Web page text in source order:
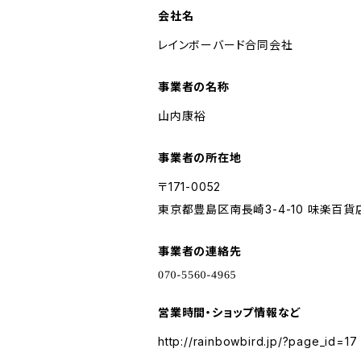
会社名
レインボーバード合同会社
事業者の名称
山内康裕
事業者の所在地
〒171-0052
東京都豊島区南長崎3-4-10 味楽百貨
事業者の連絡先
営業時間・ショップ情報など
http://rainbowbird.jp/?page_id=17